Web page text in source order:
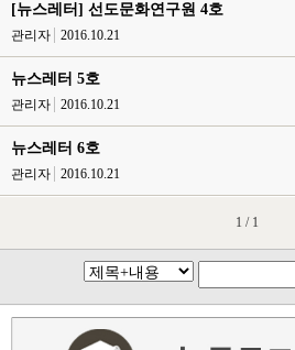
[뉴스레터] 선도문화연구원 4호
관리자 2016.10.21
뉴스레터 5호
관리자 2016.10.21
뉴스레터 6호
관리자 2016.10.21
1 / 1